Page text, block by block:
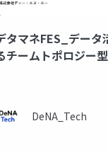
タマネFES_データ
チームトポロジー
DeNA_Tech